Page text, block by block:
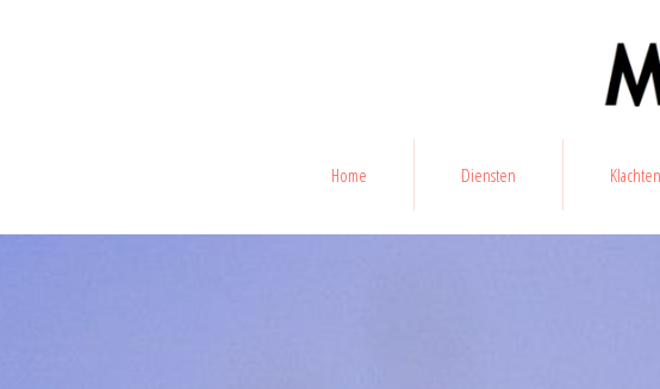
Home Diensten Klachten